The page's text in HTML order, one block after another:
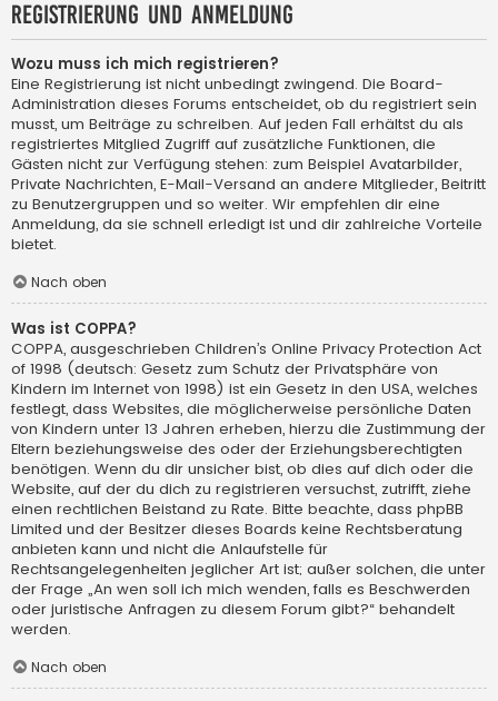
Registrierung und Anmeldung
Wozu muss ich mich registrieren?
Eine Registrierung ist nicht unbedingt zwingend. Die Board-
Administration dieses Forums entscheidet, ob du registriert sein
musst, um Beiträge zu schreiben. Auf jeden Fall erhältst du als
registriertes Mitglied Zugriff auf zusätzliche Funktionen, die
Gästen nicht zur Verfügung stehen: zum Beispiel Avatarbilder,
Private Nachrichten, E-Mail-Versand an andere Mitglieder, Beitritt
zu Benutzergruppen und so weiter. Wir empfehlen dir eine
Anmeldung, da sie schnell erledigt ist und dir zahlreiche Vorteile
bietet.
Nach oben
Was ist COPPA?
COPPA, ausgeschrieben Children’s Online Privacy Protection Act
of 1998 (deutsch: Gesetz zum Schutz der Privatsphäre von
Kindern im Internet von 1998) ist ein Gesetz in den USA, welches
festlegt, dass Websites, die möglicherweise persönliche Daten
von Kindern unter 13 Jahren erheben, hierzu die Zustimmung der
Eltern beziehungsweise des oder der Erziehungsberechtigten
benötigen. Wenn du dir unsicher bist, ob dies auf dich oder die
Website, auf der du dich zu registrieren versuchst, zutrifft, ziehe
einen rechtlichen Beistand zu Rate. Bitte beachte, dass phpBB
Limited und der Besitzer dieses Boards keine Rechtsberatung
anbieten kann und nicht die Anlaufstelle für
Rechtsangelegenheiten jeglicher Art ist; außer solchen, die unter
der Frage „An wen soll ich mich wenden, falls es Beschwerden
oder juristische Anfragen zu diesem Forum gibt?“ behandelt
werden.
Nach oben